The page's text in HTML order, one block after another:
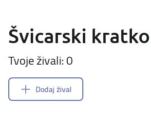
Švicarski
Tvoje živali: 0
Dodaj žival